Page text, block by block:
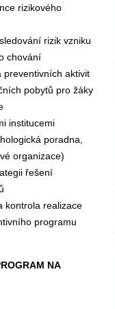
rizikového
rizik vzniku
chování
preventivních aktivit
pobytů pro žáky
institucemi
poradna,
organizace)
řešení
kontrola realizace
programu
NA